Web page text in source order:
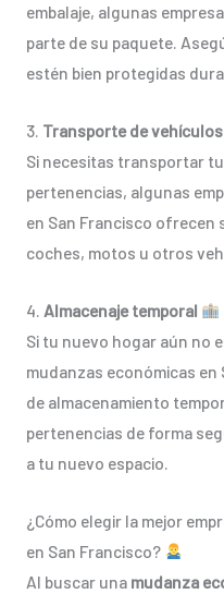
embalaje, algunas
parte de su paquete.
estén bien protegidas
3. Transporte de vehículos
Si necesitas transportar
pertenencias, algunas
en San Francisco ofrecen
coches, motos u otros
4. Almacenaje temporal
Si tu nuevo hogar aún no
mudanzas económicas
de almacenamiento
pertenencias de forma
a tu nuevo espacio.
¿Cómo elegir la mejor
en San Francisco?
Al buscar una mudanza